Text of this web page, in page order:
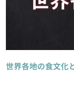
世界各地の食文化